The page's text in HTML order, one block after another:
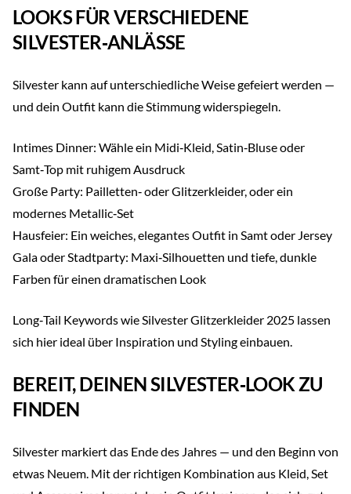
LOOKS FÜR VERSCHIEDENE
SILVESTER‑ANLÄSSE
Silvester kann auf unterschiedliche Weise gefeiert werden —
und dein Outfit kann die Stimmung widerspiegeln.
Intimes Dinner: Wähle ein Midi‑Kleid, Satin‑Bluse oder
Samt‑Top mit ruhigem Ausdruck
Große Party: Pailletten‑ oder Glitzerkleider, oder ein
modernes Metallic‑Set
Hausfeier: Ein weiches, elegantes Outfit in Samt oder Jersey
Gala oder Stadtparty: Maxi‑Silhouetten und tiefe, dunkle
Farben für einen dramatischen Look
Long‑Tail Keywords wie Silvester Glitzerkleider 2025 lassen
sich hier ideal über Inspiration und Styling einbauen.
BEREIT, DEINEN SILVESTER‑LOOK ZU
FINDEN
Silvester markiert das Ende des Jahres — und den Beginn von
etwas Neuem. Mit der richtigen Kombination aus Kleid, Set